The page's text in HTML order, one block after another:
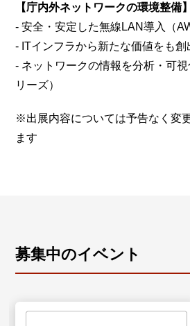
【庁内外ネットワークの環境整備】
- 安全・安定した無線LAN導入（
- ITインフラから新たな価値をも創
- ネットワークの情報を分析・可
リーズ）
※出展内容については予告なく変
ます
募集中のイベント